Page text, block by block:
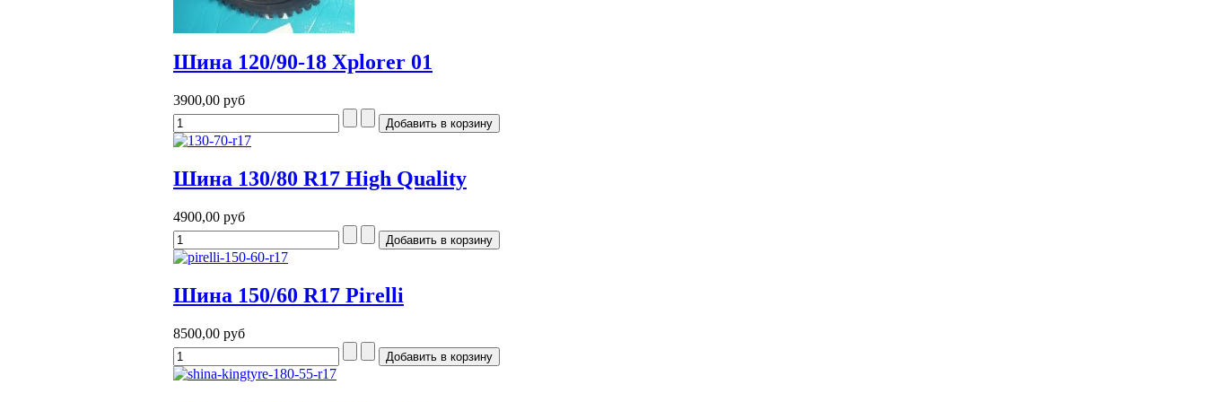
Шина 120/90-18 Xplorer 01
3900,00 руб
Шина 130/80 R17 High Quality
4900,00 руб
Шина 150/60 R17 Pirelli
8500,00 руб